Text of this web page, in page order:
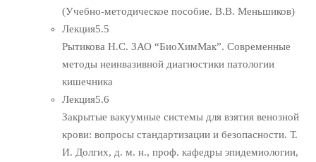
(Учебно-методическое пособие. В.В. Меньшиков)
Лекция5.5
Рытикова Н.С. ЗАО “БиоХимМак”. Современные
методы неинвазивной диагностики патологии
кишечника
Лекция5.6
Закрытые вакуумные системы для взятия венозной
крови: вопросы стандартизации и безопасности. Т.
И. Долгих, д. м. н., проф. кафедры эпидемиологии,